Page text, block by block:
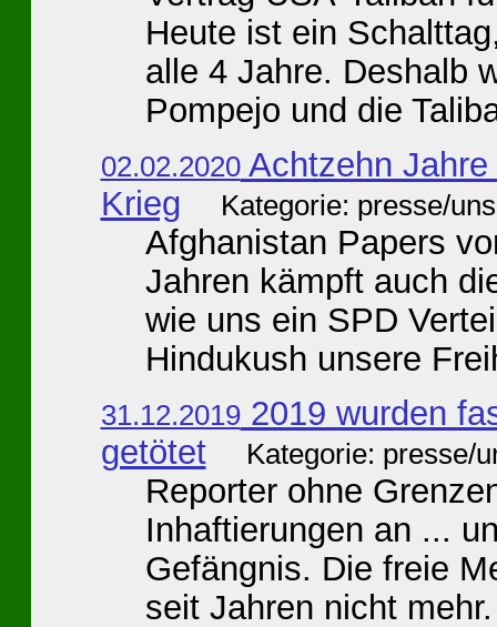
Heute ist ein
alle 4 Jahre. Deshalb
Pompejo und die
02.02.2020Achtzehn Jahre
Krieg
Kategorie: presse/
Afghanistan Papers
Jahren kämpft auch
wie uns ein SPD
Hindukush unsere
31.12.20192019 wurden
getötet
Kategorie: presse/
Reporter ohne
Inhaftierungen an ...
Gefängnis. Die freie
seit Jahren nicht